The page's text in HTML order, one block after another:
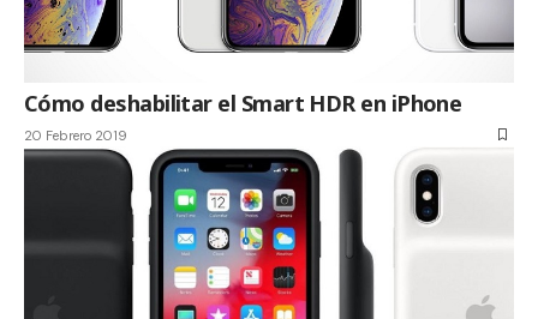
Cómo deshabilitar el Smart HDR en iPhone
20 Febrero 2019